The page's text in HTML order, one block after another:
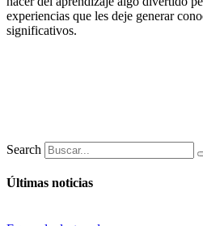
experiencias que les deje generar
significativos.
Search
Últimas noticias